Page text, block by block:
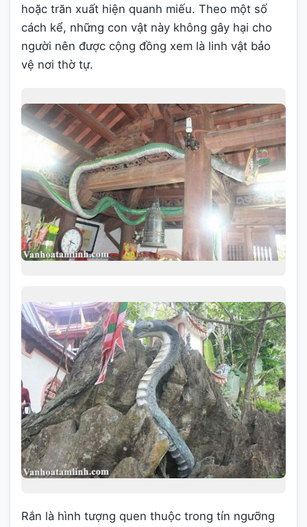
hoặc trăn xuất hiện quanh miếu. Theo một số
cách kể, những con vật này không gây hại cho
người nên được cộng đồng xem là linh vật bảo
vệ nơi thờ tự.
Rắn là hình tượng quen thuộc trong tín ngưỡng